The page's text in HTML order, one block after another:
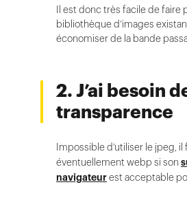
Il est donc très facile de faire
bibliothèque d’images
économiser de la bande
2. J’ai besoin
transparence
Impossible d’utiliser le jpeg,
éventuellement webp si son
navigateurest acceptable